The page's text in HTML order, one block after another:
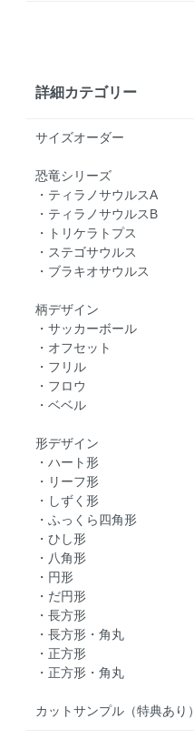
詳細カテゴリー
サイズオーダー
恐竜シリーズ
・ティラノサウルスA
・ティラノサウルスB
・トリケラトプス
・ステゴサウルス
・ブラキオサウルス
柄デザイン
・サッカーボール
・オフセット
・フリル
・フロウ
・ベベル
形デザイン
・ハート形
・リーフ形
・しずく形
・ふっくら四角形
・ひし形
・八角形
・円形
・だ円形
・長方形
・長方形・角丸
・正方形
・正方形・角丸
カットサンプル（特典あり）